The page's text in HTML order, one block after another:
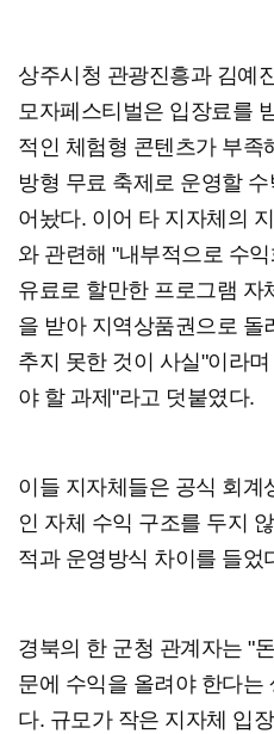
상주시청 관광진흥과 김예
모자페스티벌은 입장료를
적인 체험형 콘텐츠가 부족
방형 무료 축제로 운영할
어놨다. 이어 타 지자체의
와 관련해 "내부적으로 수
유료로 할만한 프로그램 자
을 받아 지역상품권으로 돌
추지 못한 것이 사실"이라
야 할 과제"라고 덧붙였다.
이들 지자체들은 공식 회계
인 자체 수익 구조를 두지
적과 운영방식 차이를 들었
경북의 한 군청 관계자는 "
문에 수익을 올려야 한다는
다. 규모가 작은 지자체 입